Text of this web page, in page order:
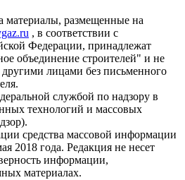
материалы, размещенные на
, в соответствии с
Федерации, принадлежат
объединение строителей" и не
лицами без письменного
службой по надзору в
технологий и массовых
средства массовой информации
2018 года. Редакция не несет
информации,
материалах.